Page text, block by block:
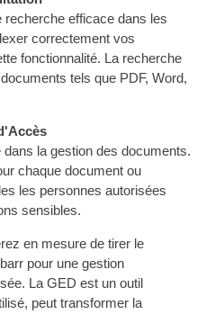
recherche efficace dans les
correctement vos
fonctionnalité. La recherche
tels que PDF, Word,
la gestion des documents.
chaque document ou
les personnes autorisées
sensibles.
en mesure de tirer le
pour une gestion
La GED est un outil
peut transformer la